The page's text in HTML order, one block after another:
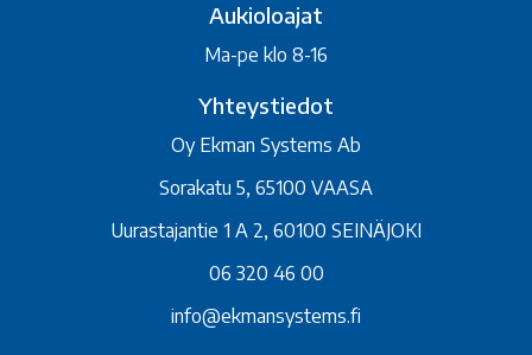
Aukioloajat
Ma-pe klo 8-16
Yhteystiedot
Oy Ekman Systems Ab
Sorakatu 5, 65100 VAASA
Uurastajantie 1 A 2, 60100 SEINÄJOKI
06 320 46 00
info@ekmansystems.fi